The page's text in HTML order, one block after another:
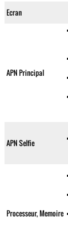
Ecran
APN Principal
APN Selfie
Processeur, Memoire